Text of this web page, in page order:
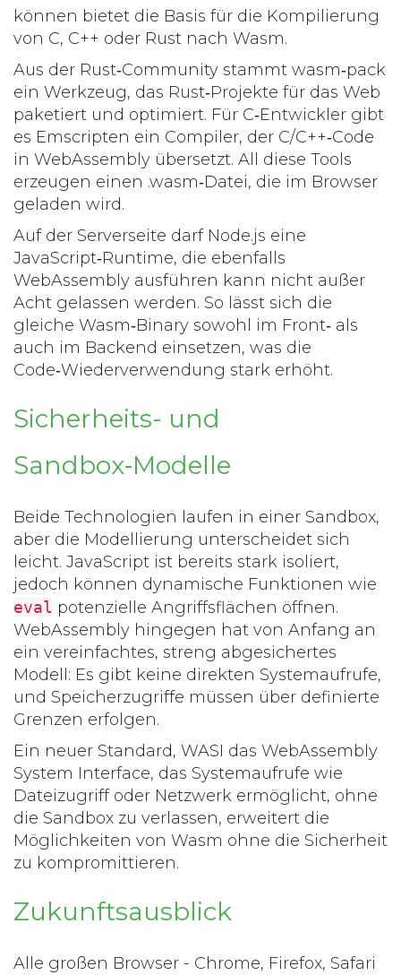
können bietet die Basis für die Kompilierung
von C, C++ oder Rust nach Wasm.
Aus der Rust‑Community stammt wasm‑pack
ein Werkzeug, das Rust‑Projekte für das Web
paketiert und optimiert. Für C‑Entwickler gibt
es Emscripten ein Compiler, der C/C++‑Code
in WebAssembly übersetzt. All diese Tools
erzeugen einen .wasm‑Datei, die im Browser
geladen wird.
Auf der Serverseite darf Node.js eine
JavaScript‑Runtime, die ebenfalls
WebAssembly ausführen kann nicht außer
Acht gelassen werden. So lässt sich die
gleiche Wasm‑Binary sowohl im Front‑ als
auch im Backend einsetzen, was die
Code‑Wiederverwendung stark erhöht.
Sicherheits- und
Sandbox‑Modelle
Beide Technologien laufen in einer Sandbox,
aber die Modellierung unterscheidet sich
leicht. JavaScript ist bereits stark isoliert,
jedoch können dynamische Funktionen wie
eval potenzielle Angriffsflächen öffnen.
WebAssembly hingegen hat von Anfang an
ein vereinfachtes, streng abgesichertes
Modell: Es gibt keine direkten Systemaufrufe,
und Speicherzugriffe müssen über definierte
Grenzen erfolgen.
Ein neuer Standard, WASI das WebAssembly
System Interface, das Systemaufrufe wie
Dateizugriff oder Netzwerk ermöglicht, ohne
die Sandbox zu verlassen, erweitert die
Möglichkeiten von Wasm ohne die Sicherheit
zu kompromittieren.
Zukunftsausblick
Alle großen Browser - Chrome, Firefox, Safari